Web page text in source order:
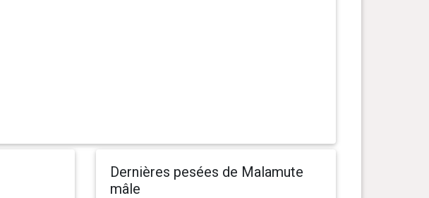
Dernières pesées de Malamute
mâle